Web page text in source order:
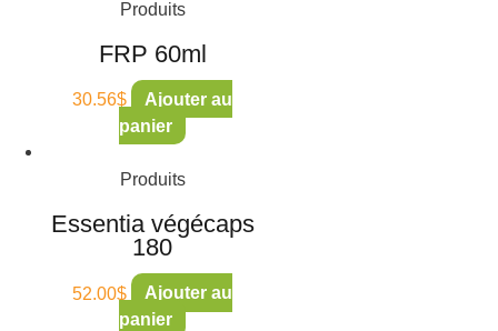
Produits
FRP 60ml
30.56$
Ajouter au
panier
Produits
Essentia végécaps
180
52.00$
Ajouter au
panier